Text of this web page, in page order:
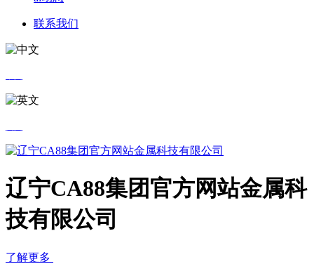
联系我们
辽宁CA88集团官方网站金属科
技有限公司
了解更多